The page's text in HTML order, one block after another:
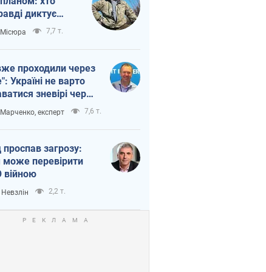
диктує
Місюра 7,7 т.
проходили через
Україні не варто
зневірі через
терор
Марченко, експерт 7,6 т.
проспав загрозу:
може перевірити
війною
2,2 т.